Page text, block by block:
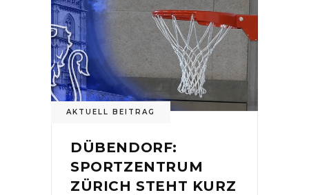
AKTUELL BEITRAG
DÜBENDORF:
SPORTZENTRUM
ZÜRICH STEHT KURZ